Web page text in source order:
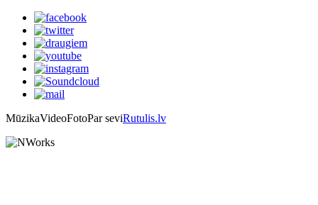
MūzikaVideoFotoPar seviRutulis.lv